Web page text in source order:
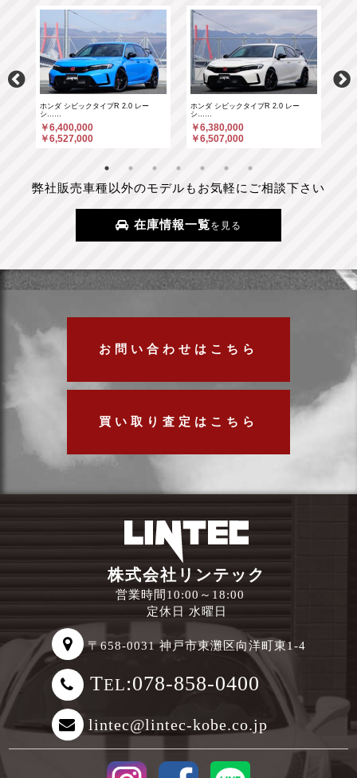
ホンダ シビックタイプR 2.0 レー
シ……
￥6,400,000
￥6,527,000
ホンダ シビックタイプR 2.0 レー
シ……
￥6,380,000
￥6,507,000
弊社販売車種以外のモデルもお気軽にご相談下さい
在庫情報一覧を見る
お問い合わせはこちら
買い取り査定はこちら
株式会社リンテック
営業時間10:00～18:00
定休日 水曜日
〒658-0031 神戸市東灘区向洋町東1-4
TEL:078-858-0400
lintec@lintec-kobe.co.jp